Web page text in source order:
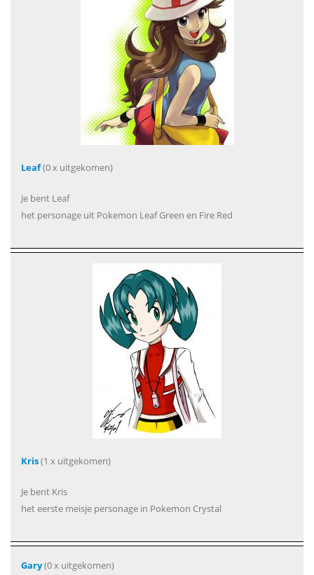
Leaf(0 x uitgekomen)
Je bent Leaf
het personage uit Pokemon Leaf Green en Fire Red
Kris(1 x uitgekomen)
Je bent Kris
het eerste meisje personage in Pokemon Crystal
Gary(0 x uitgekomen)